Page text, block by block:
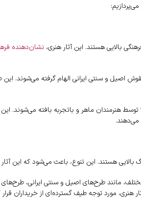
بالایی هستند. این آثار هنری، نشان‌دهنده
اصیل و سنتی ایرانی الهام گرفته می‌شوند.
توسط هنرمندان ماهر و باتجربه بافته می‌شوند.
می‌دهند.
هستند. این تنوع، باعث می‌شود که این
مانند طرح‌های اصیل و سنتی ایرانی،
مورد توجه طیف گسترده‌ای از خریداران قرار